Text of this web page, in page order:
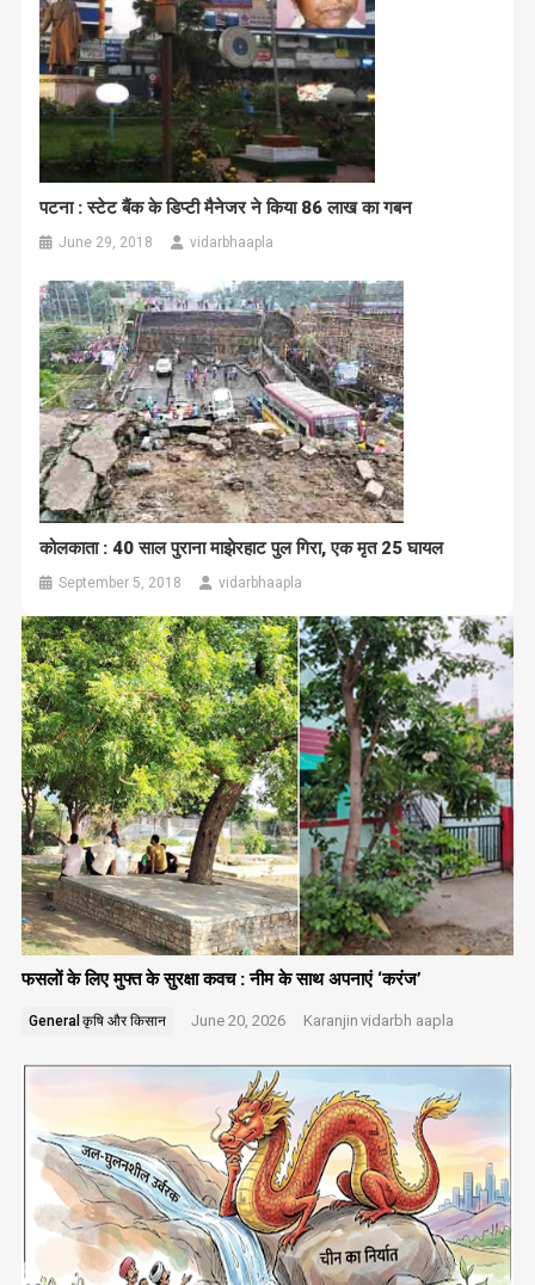
पटना : स्टेट बैंक के डिप्टी मैनेजर ने किया 86 लाख का गबन
June 29, 2018 vidarbhaapla
कोलकाता : 40 साल पुराना माझेरहाट पुल गिरा, एक मृत 25 घायल
September 5, 2018 vidarbhaapla
फसलों के लिए मुफ्त के सुरक्षा कवच : नीम के साथ अपनाएं ‘करंज’
General कृषि और किसान June 20, 2026 Karanjin vidarbh aapla